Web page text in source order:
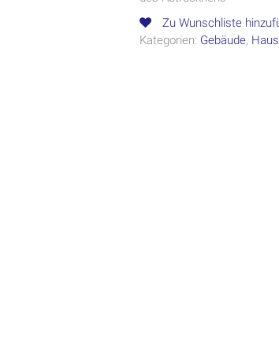
Zu Wunschliste
Kategorien: Gebäude, Haus